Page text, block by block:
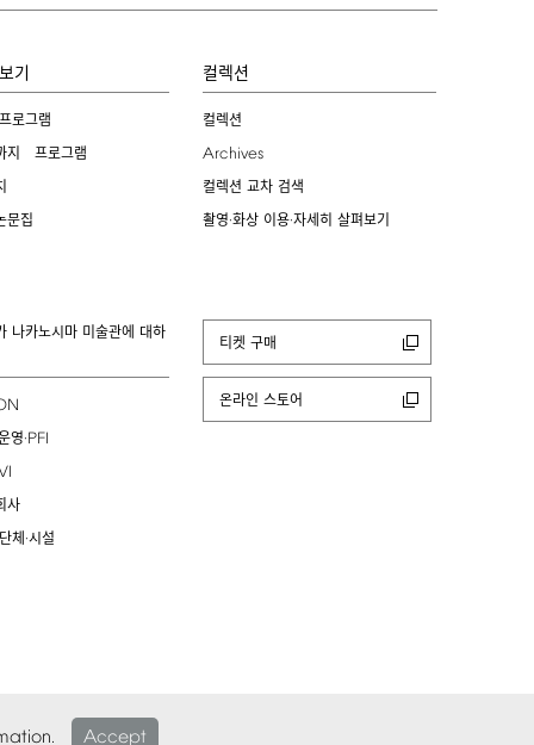
Accept
기
로그램
지 프로그램
문집
컬렉션
컬렉션
Archives
컬렉션 교차 검색
촬영·화상 이용·자세히 살펴보기
나카노시마 미술관에 대하
영·PFI
사
체·시설
티켓 구매
온라인 스토어